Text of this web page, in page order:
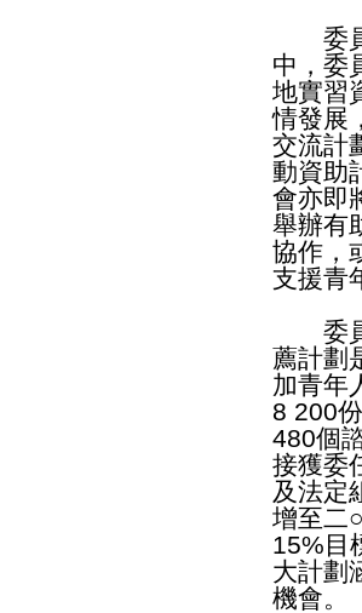
委員
中，委
地實習
情發展
交流計
動資助
會亦即
舉辦有
協作，
支援青
委員
薦計劃
加青年
8 200
480個
接獲委
及法定
增至二
15%目
大計劃
機會。